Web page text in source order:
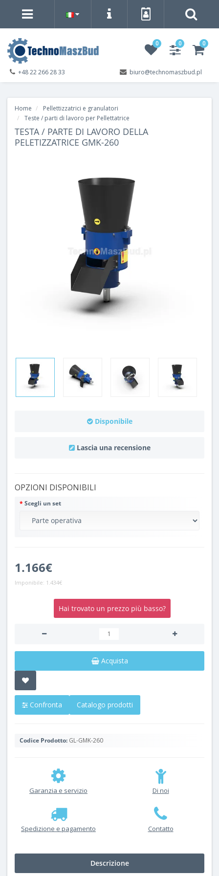
0 0 0
biuro@technomaszbud.pl
+48 22 266 28 33
Home
Pellettizzatrici e granulatori
Teste / parti di lavoro per Pellettatrice
TESTA / PARTE DI LAVORO DELLA
PELETIZZATRICE GMK-260
Disponibile
Lascia una recensione
OPZIONI DISPONIBILI
Scegli un set
1.166€
Imponibile: 1.434€
Hai trovato un prezzo più basso?
Acquista
Confronta Catalogo prodotti
Codice Prodotto: GL-GMK-260
Garanzia e servizio Di noi
Spedizione e pagamento Contatto
Descrizione